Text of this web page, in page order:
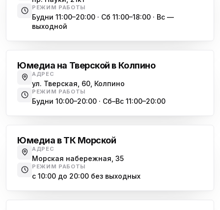
РЕЖИМ РАБОТЫ
Будни 11:00–20:00 · Сб 11:00–18:00 · Вс —
выходной
Юмедиа на Тверской в Колпино
АДРЕС
ул. Тверская, 60, Колпино
РЕЖИМ РАБОТЫ
Будни 10:00–20:00 · Сб–Вс 11:00–20:00
Юмедиа в ТК Морской
АДРЕС
Морская набережная, 35
РЕЖИМ РАБОТЫ
с 10:00 до 20:00 без выходных